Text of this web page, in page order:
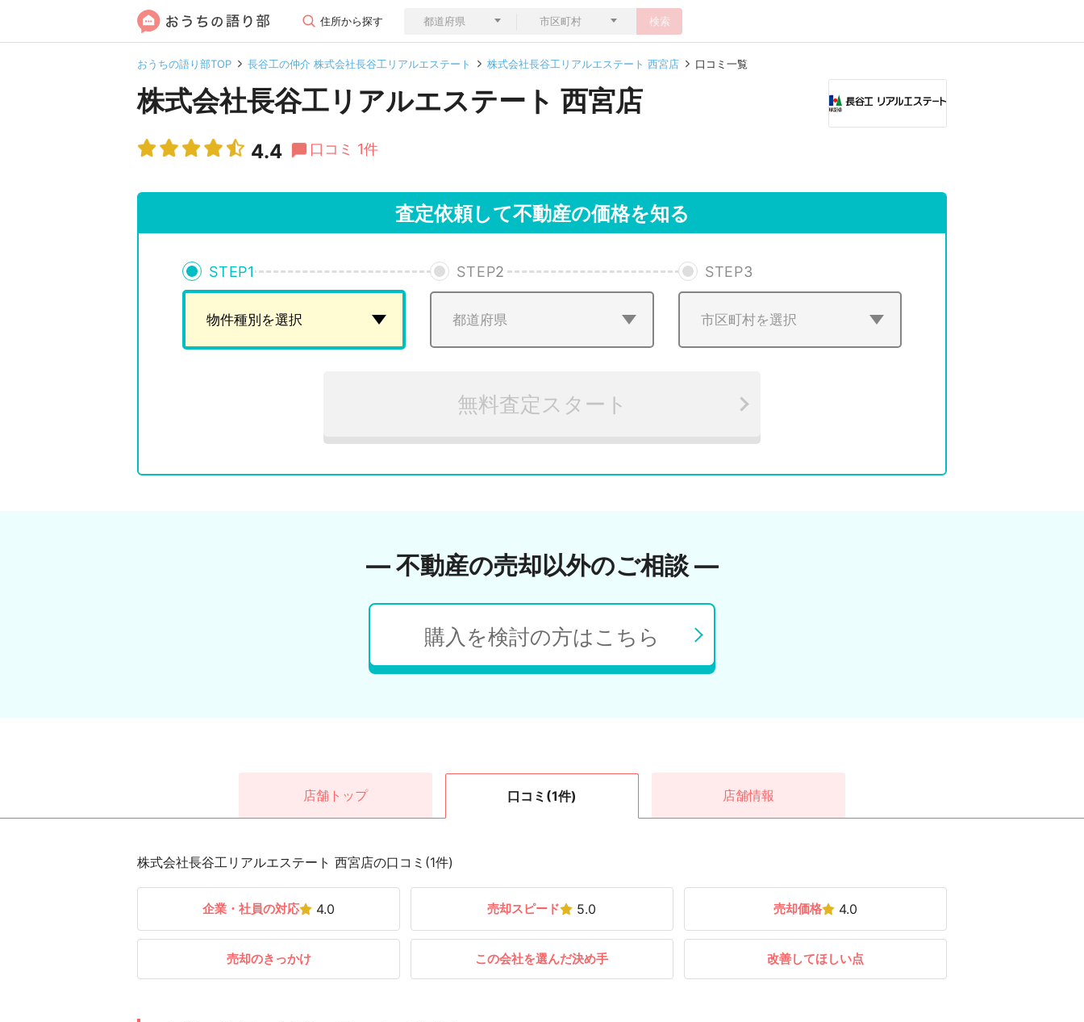
住所から探す 検索
おうちの語り部TOP 長谷工の仲介 株式会社長谷工リアルエステート 株式会社長谷工リアルエステート 西宮店 口コミ一覧
株式会社長谷工リアルエステート 西宮店
4.4 口コミ 1件
査定依頼して不動産の価格を知る
STEP1 STEP2 STEP3
無料査定スタート
― 不動産の売却以外のご相談 ―
購入を検討の方はこちら
店舗 トップ 口コミ (1件) 店舗情報
株式会社長谷工リアルエステート 西宮店の口コミ(1件)
企業・社員の対応 4.0 売却スピード 5.0 売却価格 4.0
売却のきっかけ この会社を選んだ決め手 改善してほしい点